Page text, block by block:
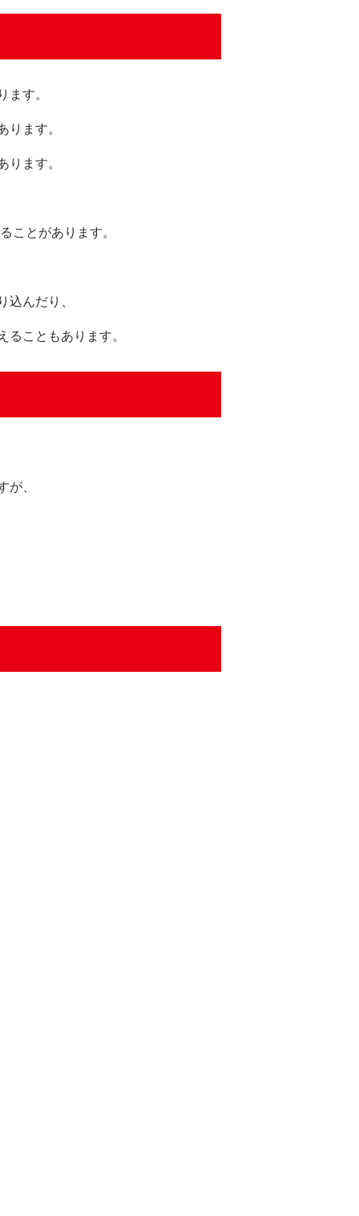
ます。
ります。
ります。
ことがあります。
込んだり、
こともあります。
が、